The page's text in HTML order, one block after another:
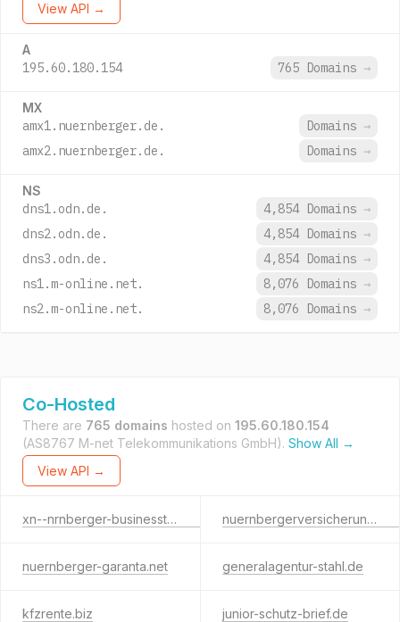
View API →
A
195.60.180.154 765 Domains →
MX
amx1.nuernberger.de. Domains →
amx2.nuernberger.de.
Domains →
NS
dns1.odn.de. 4,854 Domains →
dns2.odn.de.
4,854 Domains →
dns3.odn.de.
4,854 Domains →
ns1.m-online.net.
8,076 Domains →
ns2.m-online.net.
8,076 Domains →
Co-Hosted
There are 765 domains hosted on 195.60.180.154
(AS8767 M-net Telekommunikations GmbH). Show All →
View API →
xn--nrnberger-businesstower-cpc.de nuernbergerversicherungscup.info
nuernberger-garanta.net generalagentur-stahl.de
kfzrente.biz junior-schutz-brief.de